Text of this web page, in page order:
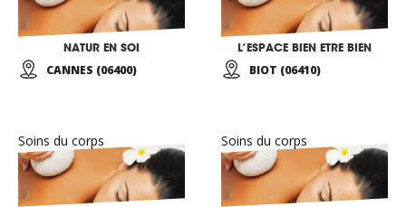
NATUR EN SOI
CANNES (06400)
L’ESPACE BIEN ETRE BIEN
BIOT (06410)
Soins du corps Soins du corps